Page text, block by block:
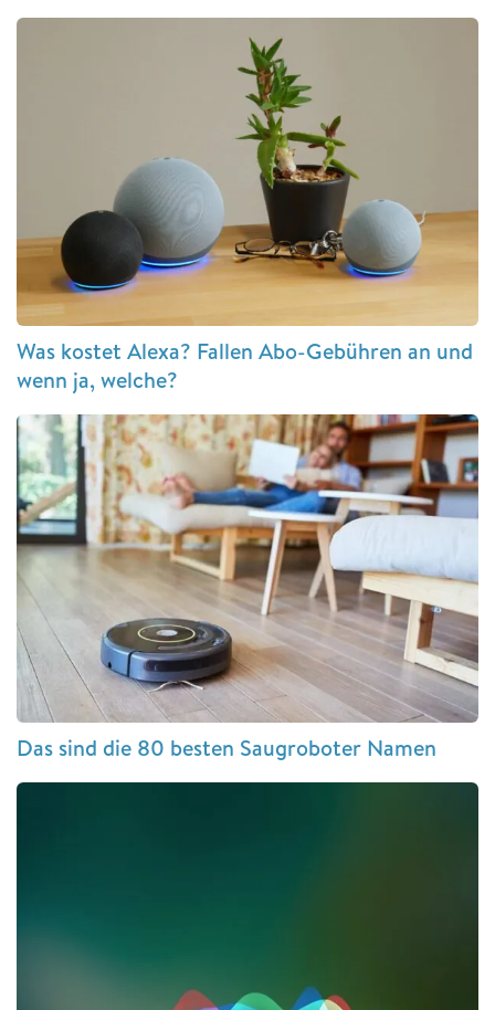
Was kostet Alexa? Fallen Abo-Gebühren an und
wenn ja, welche?
Das sind die 80 besten Saugroboter Namen